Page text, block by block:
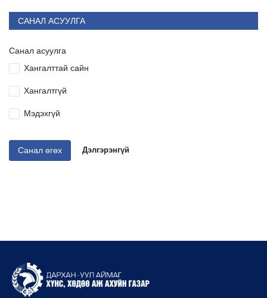
САНАЛ АСУУЛГА
Санал асуулга
Хангалттай сайн
Хангалтгүй
Мэдэхгүй
Санал өгөх Дэлгэрэнгүй